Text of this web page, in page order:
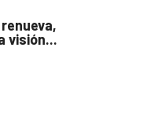
visión...